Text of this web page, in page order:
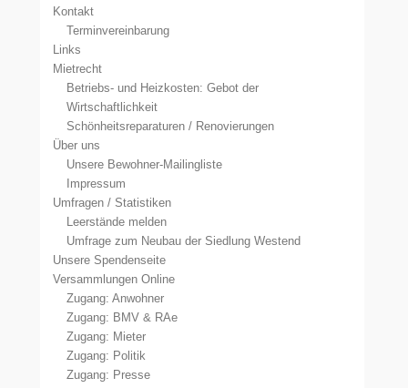
Kontakt
Terminvereinbarung
Links
Mietrecht
Betriebs- und Heizkosten: Gebot der
Wirtschaftlichkeit
Schönheitsreparaturen / Renovierungen
Über uns
Unsere Bewohner-Mailingliste
Impressum
Umfragen / Statistiken
Leerstände melden
Umfrage zum Neubau der Siedlung Westend
Unsere Spendenseite
Versammlungen Online
Zugang: Anwohner
Zugang: BMV & RAe
Zugang: Mieter
Zugang: Politik
Zugang: Presse